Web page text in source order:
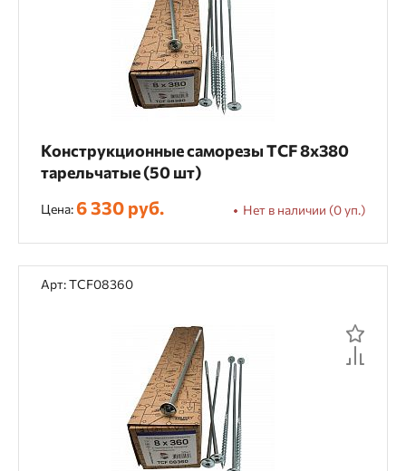
Бетон
Дерево
Ламинированные плиты
Гвоздь CN
Гвоздь отделочный тип 15
Гвоздь отделочный тип 18
Гвоздь реечный 21° на пластике
Гвоздь реечный DUPLEX
Гвоздь тип FST
Гвоздь тип ST
Конструкционные саморезы TCF 8х380
тарельчатые (50 шт)
Цена: 6 330 руб. Нет в наличии (0 уп.)
Арт: TCF08360